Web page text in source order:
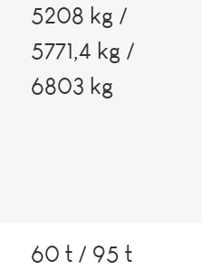
5208 kg /
5771,4 kg /
6803 kg
60 t / 95 t